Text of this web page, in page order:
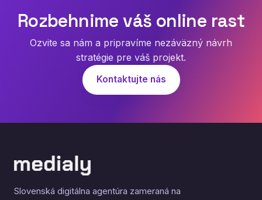
Rozbehnime váš online rast
Ozvite sa nám a pripravíme nezáväzný návrh
stratégie pre váš projekt.
Kontaktujte nás
Slovenská digitálna agentúra zameraná na